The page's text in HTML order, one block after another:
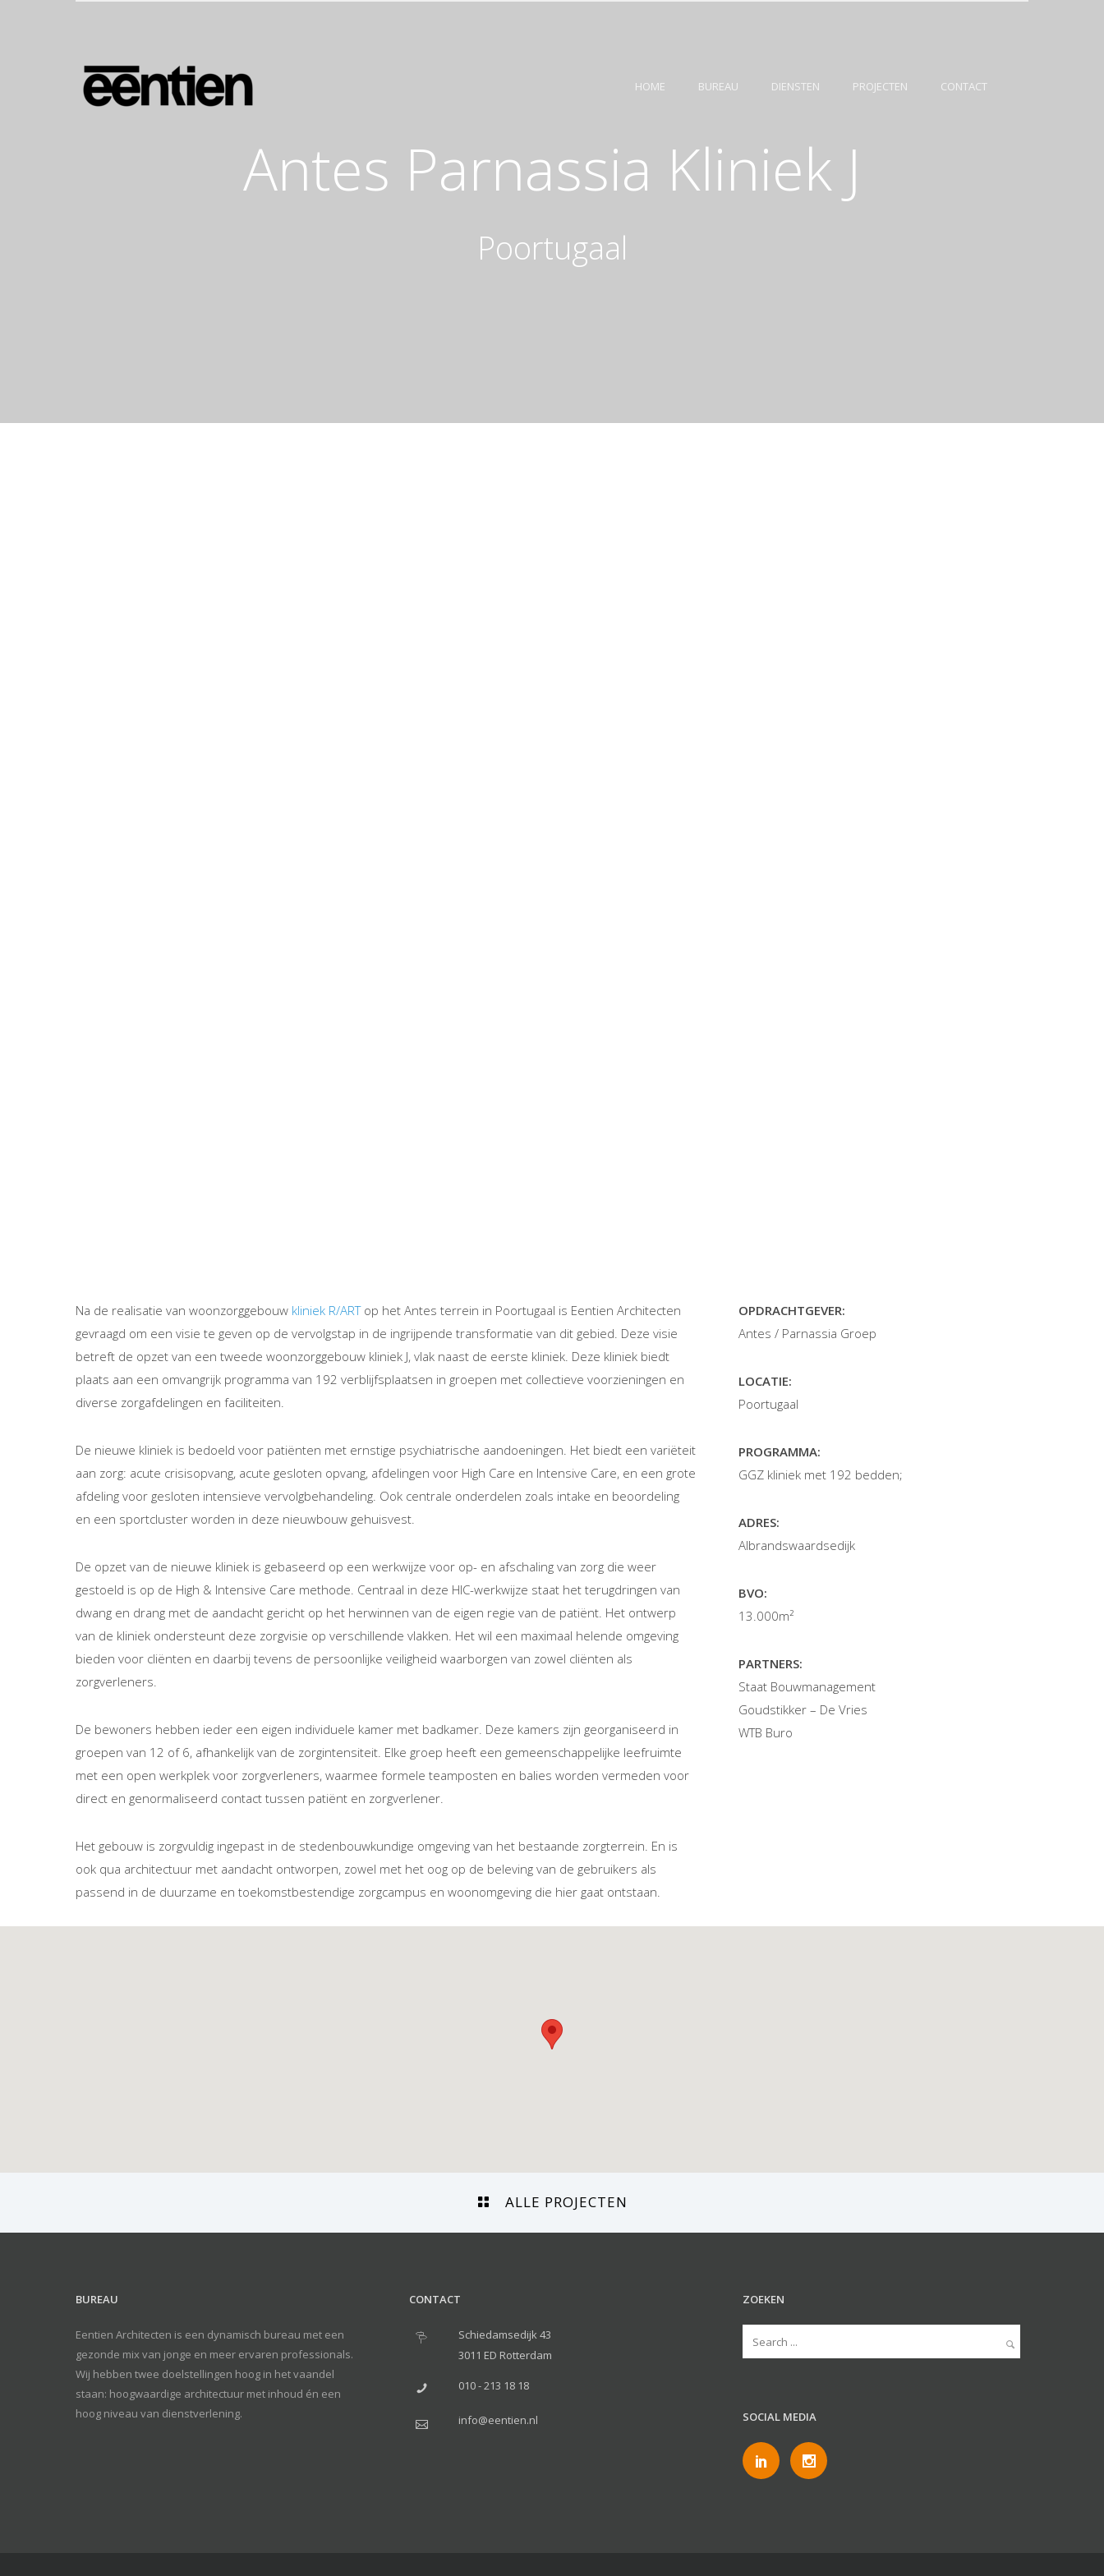
HOME BUREAU DIENSTEN PROJECTEN CONTACT
Antes Parnassia Kliniek J
Poortugaal
Na de realisatie van woonzorggebouw kliniek R/ARTop het Antes terrein in Poortugaal is Eentien Architecten
gevraagd om een visie te geven op de vervolgstap in de ingrijpende transformatie van dit gebied. Deze visie
betreft de opzet van een tweede woonzorggebouw kliniek J, vlak naast de eerste kliniek. Deze kliniek biedt
plaats aan een omvangrijk programma van 192 verblijfsplaatsen in groepen met collectieve voorzieningen en
diverse zorgafdelingen en faciliteiten.
De nieuwe kliniek is bedoeld voor patiënten met ernstige psychiatrische aandoeningen. Het biedt een variëteit
aan zorg: acute crisisopvang, acute gesloten opvang, afdelingen voor High Care en Intensive Care, en een grote
afdeling voor gesloten intensieve vervolgbehandeling. Ook centrale onderdelen zoals intake en beoordeling
en een sportcluster worden in deze nieuwbouw gehuisvest.
De opzet van de nieuwe kliniek is gebaseerd op een werkwijze voor op- en afschaling van zorg die weer
gestoeld is op de High & Intensive Care methode. Centraal in deze HIC-werkwijze staat het terugdringen van
dwang en drang met de aandacht gericht op het herwinnen van de eigen regie van de patiënt. Het ontwerp
van de kliniek ondersteunt deze zorgvisie op verschillende vlakken. Het wil een maximaal helende omgeving
bieden voor cliënten en daarbij tevens de persoonlijke veiligheid waarborgen van zowel cliënten als
zorgverleners.
De bewoners hebben ieder een eigen individuele kamer met badkamer. Deze kamers zijn georganiseerd in
groepen van 12 of 6, afhankelijk van de zorgintensiteit. Elke groep heeft een gemeenschappelijke leefruimte
met een open werkplek voor zorgverleners, waarmee formele teamposten en balies worden vermeden voor
direct en genormaliseerd contact tussen patiënt en zorgverlener.
Het gebouw is zorgvuldig ingepast in de stedenbouwkundige omgeving van het bestaande zorgterrein. En is
ook qua architectuur met aandacht ontworpen, zowel met het oog op de beleving van de gebruikers als
passend in de duurzame en toekomstbestendige zorgcampus en woonomgeving die hier gaat ontstaan.
OPDRACHTGEVER:
Antes / Parnassia Groep
LOCATIE:
Poortugaal
PROGRAMMA:
GGZ kliniek met 192 bedden;
ADRES:
Albrandswaardsedijk
BVO:
13.000m²
PARTNERS:
Staat Bouwmanagement
Goudstikker – De Vries
WTB Buro
ALLE PROJECTEN
BUREAU
Eentien Architecten is een dynamisch bureau met een
gezonde mix van jonge en meer ervaren professionals.
Wij hebben twee doelstellingen hoog in het vaandel
staan: hoogwaardige architectuur met inhoud én een
hoog niveau van dienstverlening.
CONTACT
Schiedamsedijk 43
3011 ED Rotterdam
010 - 213 18 18
info@eentien.nl
ZOEKEN
SOCIAL MEDIA